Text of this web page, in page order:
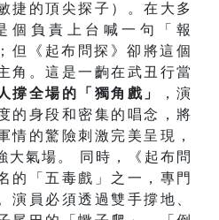
捷的頂尖探子）。在大多
個負責上台喊一句「報
《起布問探》卻將這個
角。這是一齣在武丑行當
撐全場的「獨角戲」
，演
的身段和密集的唱念，將
情的驚險刺激完美呈現，
大氣場。 同時，《起布問
的「五毒戲」之一，專門
演員必須透過雙手撐地、